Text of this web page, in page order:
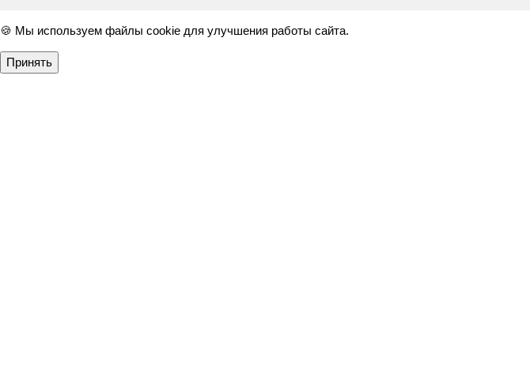
🍪 Мы используем файлы cookie для улучшения работы сайта.
Принять